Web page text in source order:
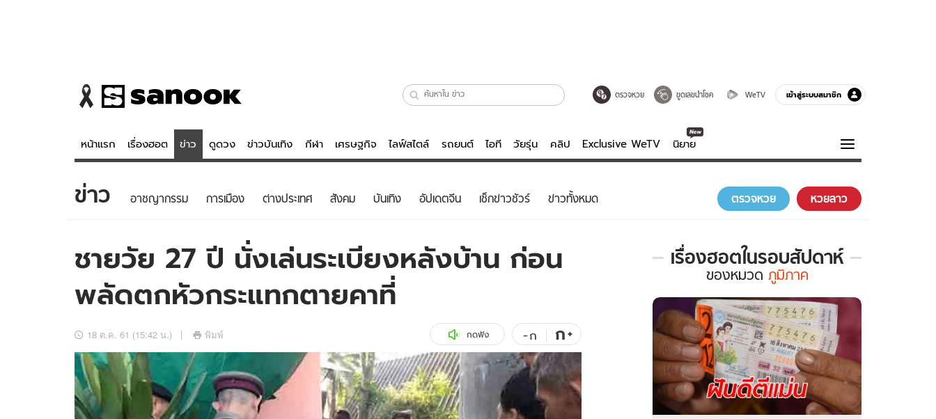
ตรวจหวย ขูดเลขนำโชค WeTV เข้าสู่ระบบสมาชิก
หน้าแรก เรื่องฮอต ข่าว ดูดวง ข่าวบันเทิง กีฬา เศรษฐกิจ ไลฟ์สไตล์ รถยนต์ ไอที วัยรุ่น คลิป Exclusive WeTV นิยาย
ข่าว
ข่าวบันเทิง
ข่าวกีฬา
ข่าวเศรษฐกิจ
อัปเดตจีน
เช็กข่าวชัวร์
ดูดวง - ตรวจหวย
สถิติหวยไทย
หวยลาว
ไลฟ์สไตล์
วัยรุ่น
สุขภาพ
เที่ยว-กิน
Tasteful Thailand
Sanook Choice
บันเทิงครบรส
ดูทีวี
WeTV
Exclusive WeTV
นิยาย
ความรู้รอบตัว
ฮาวทู
ข่าว อาชญากรรม การเมือง ต่างประเทศ สังคม บันเทิง อัปเดตจีน เช็กข่าวชัวร์ ข่าวทั้งหมด ตรวจหวย หวยลาว
ชายวัย 27 ปี นั่งเล่นระเบียงหลังบ้าน ก่อน
พลัดตกหัวกระแทกตายคาที่
18 ต.ค. 61 (15:42 น.) พิมพ์ กดฟัง -ก ก+
เรื่องฮอตในรอบสัปดาห์
เรื่อง
ใน
รอบ
สัปดาห์
ของ
หมวด
ภูมิภาค
ของหมวด ภูมิภาค